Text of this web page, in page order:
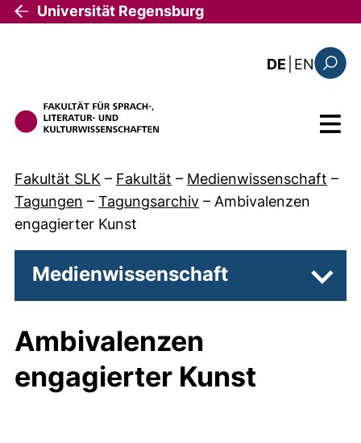
Direkt zum Inhalt
Universität Regensburg
DE EN: this
Menü
Fakultät SLK – Fakultät – Medienwissenschaft –
Tagungen – Tagungsarchiv – Ambivalenzen
engagierter Kunst
Medienwissenschaft
Ambivalenzen
engagierter Kunst